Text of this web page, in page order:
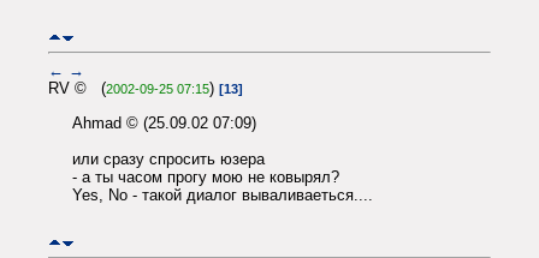
← →
RV © (2002-09-25 07:15) [13]
Ahmad © (25.09.02 07:09)
или сразу спросить юзера
- а ты часом прогу мою не ковырял?
Yes, No - такой диалог вываливаеться....